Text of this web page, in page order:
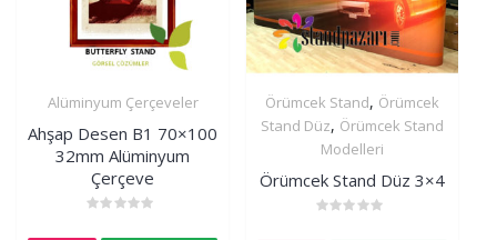
Alüminyum Çerçeveler
Ahşap Desen B1 70×100
32mm Alüminyum
Çerçeve
0
İncele
Örümcek Stand, Örümcek
Stand Düz, Örümcek Stand
Modelleri
Örümcek Stand Düz 3×4